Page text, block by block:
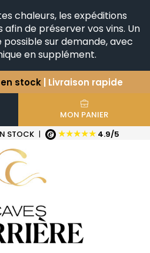
chaleurs, les expéditions
de préserver vos vins. Un
sur demande, avec
en supplément.
stock | Livraison rapide
?
d'Horizontales & Verticales
MON PANIER
STOCK | ★★★★★ 4.9/5